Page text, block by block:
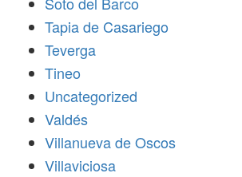
Tapia de Casariego
Teverga
Tineo
Uncategorized
Valdés
Villanueva de Oscos
Villaviciosa